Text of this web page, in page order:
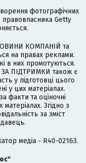
фотографічних
правовласника Getty
КОМПАНІЙ та
на правах реклами.
в них промотуються.
ПІДТРИМКИ також є
у підготовці цього
у цих матеріалах.
факти та оціночні
Згідно з
за зміст
медіа - R40-02163.